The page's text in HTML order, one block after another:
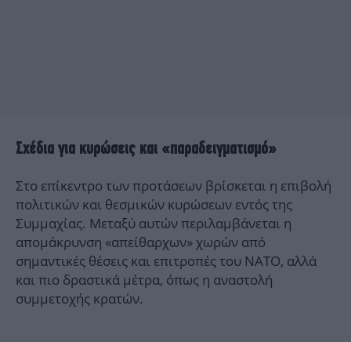
Σχέδια για κυρώσεις και «παραδειγματισμό»
Στο επίκεντρο των προτάσεων βρίσκεται η επιβολή
πολιτικών και θεσμικών κυρώσεων εντός της
Συμμαχίας. Μεταξύ αυτών περιλαμβάνεται η
απομάκρυνση «απείθαρχων» χωρών από
σημαντικές θέσεις και επιτροπές του ΝΑΤΟ, αλλά
και πιο δραστικά μέτρα, όπως η αναστολή
συμμετοχής κρατών.